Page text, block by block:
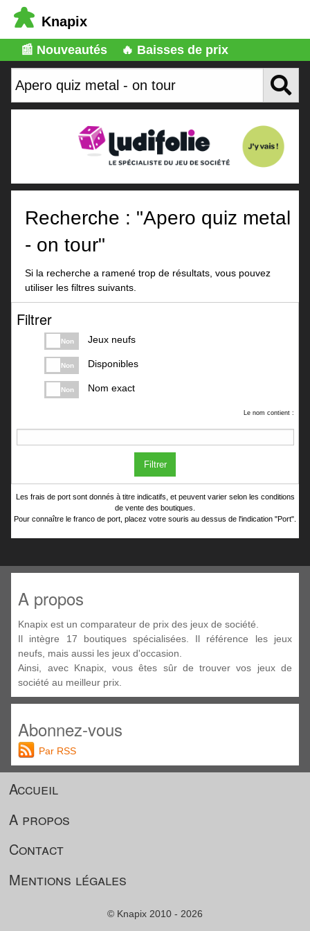
Knapix
📰 Nouveautés 🔥 Baisses de prix
Recherche : "Apero quiz metal
- on tour"
Si la recherche a ramené trop de résultats, vous pouvez
utiliser les filtres suivants.
Filtrer
Non Jeux neufs
Non Disponibles
Non Nom exact
Le nom contient :
Filtrer
Les frais de port sont donnés à titre indicatifs, et peuvent varier selon les conditions
de vente des boutiques.
Pour connaître le franco de port, placez votre souris au dessus de l'indication "Port".
A propos
Knapix est un comparateur de prix des jeux de société.
Il intègre 17 boutiques spécialisées. Il référence les jeux
neufs, mais aussi les jeux d'occasion.
Ainsi, avec Knapix, vous êtes sûr de trouver vos jeux de
société au meilleur prix.
Abonnez-vous
Par RSS
Accueil
A propos
Contact
Mentions légales
© Knapix 2010 - 2026